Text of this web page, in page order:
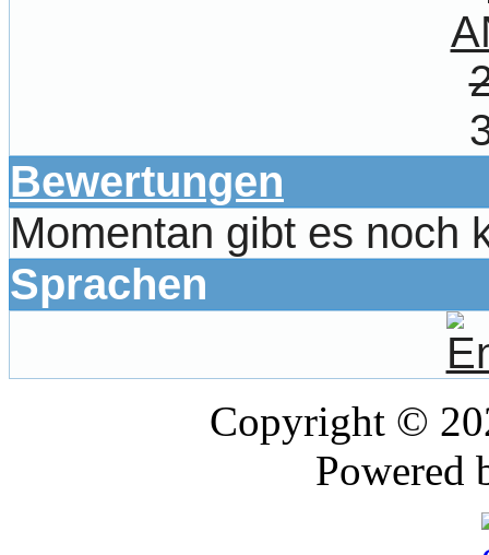
Bewertungen
Momentan gibt es noch
Sprachen
Copyright ©
Powered